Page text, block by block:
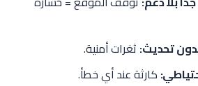
ثغرات أمنية.
كارثة عند أي خطأ.